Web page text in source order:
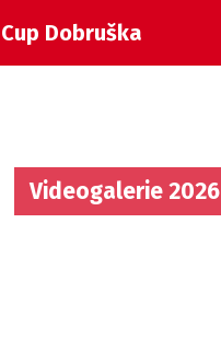
Dobruška
Videogalerie 2026